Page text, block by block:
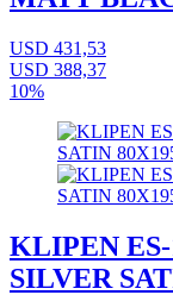
USD 431,53
USD 388,37
10%
KLIPEN
SILVER